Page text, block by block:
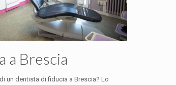
a Brescia
un dentista di fiducia a Brescia? Lo